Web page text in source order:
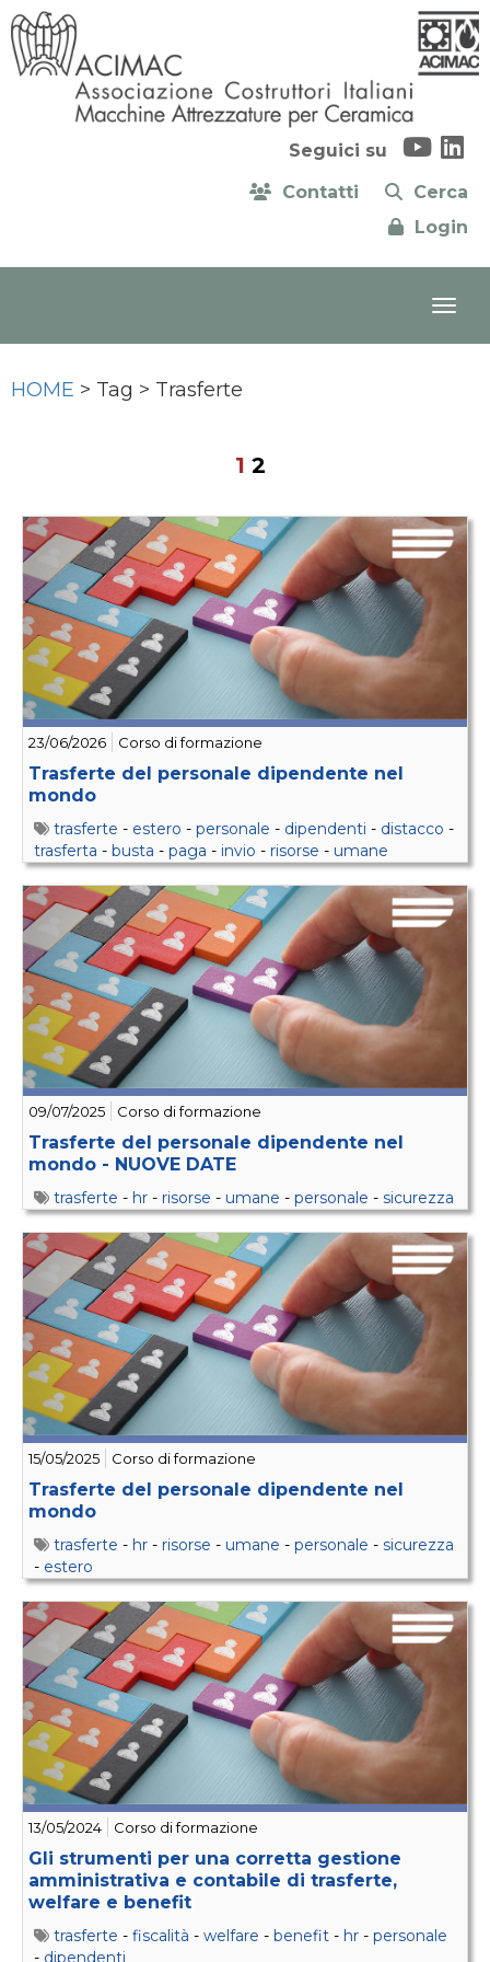
Seguici su
Contatti
Cerca
Login
HOME > Tag > Trasferte
1 2
23/06/2026 Corso di formazione
Trasferte del personale dipendente nel
mondo
trasferte - estero - personale - dipendenti - distacco -
trasferta - busta - paga - invio - risorse - umane
09/07/2025 Corso di formazione
Trasferte del personale dipendente nel
mondo - NUOVE DATE
trasferte - hr - risorse - umane - personale - sicurezza
15/05/2025 Corso di formazione
Trasferte del personale dipendente nel
mondo
trasferte - hr - risorse - umane - personale - sicurezza
- estero
13/05/2024 Corso di formazione
Gli strumenti per una corretta gestione
amministrativa e contabile di trasferte,
welfare e benefit
trasferte - fiscalità - welfare - benefit - hr - personale
- dipendenti